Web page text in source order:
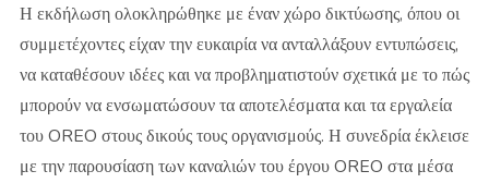
Η εκδήλωση ολοκληρώθηκε με έναν χώρο δικτύωσης, όπου οι
συμμετέχοντες είχαν την ευκαιρία να ανταλλάξουν εντυπώσεις,
να καταθέσουν ιδέες και να προβληματιστούν σχετικά με το πώς
μπορούν να ενσωματώσουν τα αποτελέσματα και τα εργαλεία
του OREO στους δικούς τους οργανισμούς. Η συνεδρία έκλεισε
με την παρουσίαση των καναλιών του έργου OREO στα μέσα